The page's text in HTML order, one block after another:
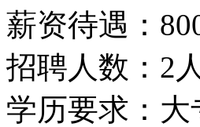
薪资待遇：
招聘人数：2人
学历要求：大